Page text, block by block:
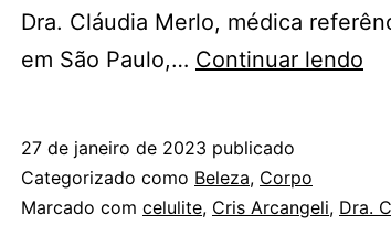
Dra. Cláudia Merlo, médica
em São Paulo,… Continuar lendo
27 de janeiro de 2023 publicado
Categorizado como Beleza, Corpo
Marcado com celulite, Cris Arcangeli, Dra.